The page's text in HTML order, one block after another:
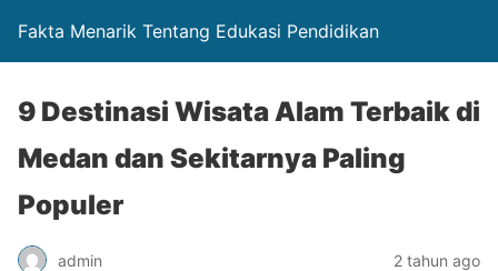
Fakta Menarik Tentang Edukasi Pendidikan
9 Destinasi Wisata Alam Terbaik di
Medan dan Sekitarnya Paling
Populer
admin 2 tahun ago